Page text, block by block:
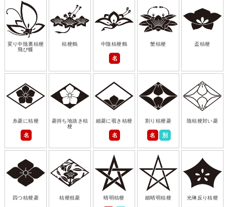
変り中陰裏桔梗
飛び蝶
桔梗鶴 中陰桔梗鶴
名
蟹桔梗 盃桔梗
糸菱に桔梗
名
菱持ち地抜き桔
梗
細菱に覗き桔梗
名
割り桔梗菱
名 別
陰桔梗対い菱
四つ桔梗菱 桔梗枝菱 晴明桔梗 細晴明桔梗 光琳反り桔梗